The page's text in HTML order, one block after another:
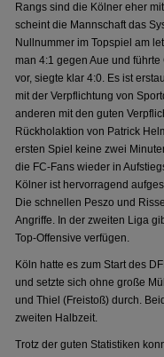
Rangs sind die Kölner eher
scheint die Mannschaft das
Nullnummer im Topspiel am
man 4:1 gegen Aue und
vor, siegte klar 4:0. Es ist
mit der Verpflichtung von
anderen mit den guten
Rückholaktion von Patrick
ersten Spiel keine zwei
die FC-Fans wieder in
Kölner ist hervorragend
Die schnellen Peszo und
Angriffe. In der zweiten Liga
Top-Offensive verfügen.
Köln hatte es zum Start des
und setzte sich ohne große
und Thiel (Freistoß) durch.
zweiten Halbzeit.
Trotz der guten Statistiken